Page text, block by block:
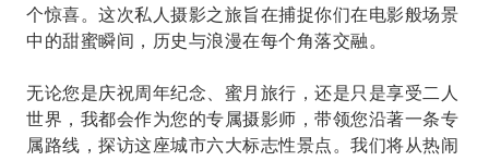
个惊喜。这次私人摄影之旅旨在捕捉你们在电影般场景
中的甜蜜瞬间，历史与浪漫在每个角落交融。
无论您是庆祝周年纪念、蜜月旅行，还是只是享受二人
世界，我都会作为您的专属摄影师，带领您沿著一条专
属路线，探访这座城市六大标志性景点。我们将从热闹